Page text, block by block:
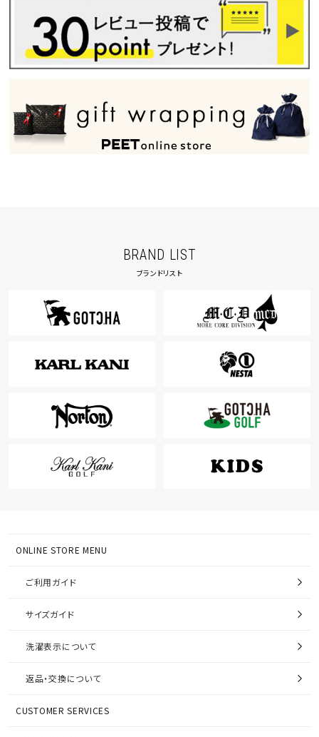
BRAND LIST
ブランドリスト
ONLINE STORE MENU
ご利用ガイド
サイズガイド
洗濯表示について
返品・交換について
CUSTOMER SERVICES